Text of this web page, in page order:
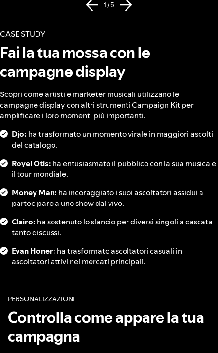
1 / 5
CASE STUDY
Fai la tua mossa con le
campagne display
Scopri come artisti e marketer musicali utilizzano le
campagne display con altri strumenti Campaign Kit per
amplificare i loro momenti più importanti.
Djo: ha trasformato un momento virale in maggiori ascolti
del catalogo.
Royel Otis: ha entusiasmato il pubblico con la sua musica e
il tour mondiale.
Money Man: ha incoraggiato i suoi ascoltatori assidui a
partecipare a uno show dal vivo.
Clairo: ha sostenuto lo slancio per diversi singoli a cascata
tanto discussi.
Evan Honer: ha trasformato ascoltatori casuali in
ascoltatori attivi nei mercati principali.
PERSONALIZZAZIONI
Controlla come appare la tua
campagna